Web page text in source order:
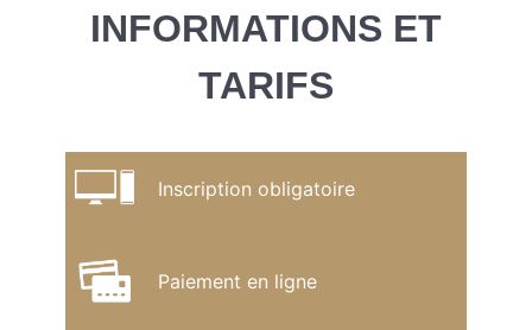
INFORMATIONS ET
TARIFS
Inscription obligatoire
Paiement en ligne